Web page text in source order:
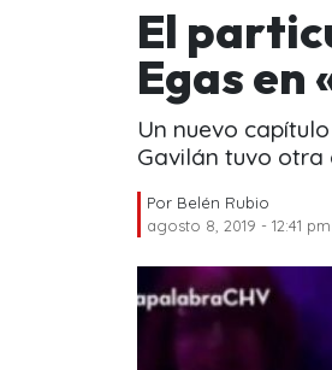
El
Egas en
Un nuevo
Gavilán tuvo otra
Por Belén Rubio
agosto 8, 2019 - 12:41 pm